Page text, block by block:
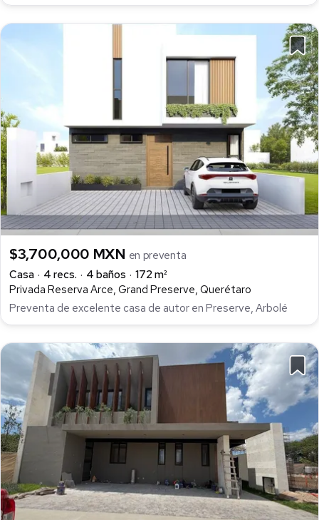
$3,700,000 MXN en preventa
Casa
4 recs. 4 baños
172 m²
Privada Reserva Arce, Grand Preserve, Querétaro
Preventa de excelente casa de autor en Preserve, Arbolé